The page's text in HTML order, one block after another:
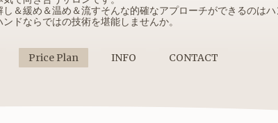
＆緩め＆温め＆流すそんな的確なアプローチができるのは
ドならではの技術を堪能しませんか。
Price Plan INFO CONTACT